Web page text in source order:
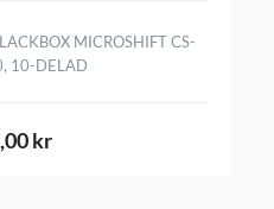
MICROSHIFT CS-
10-DELAD
kr